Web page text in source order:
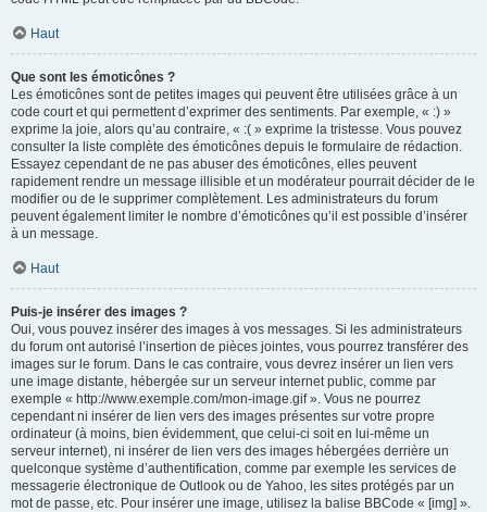
Haut
Que sont les émoticônes ?
Les émoticônes sont de petites images qui peuvent être utilisées grâce à un
code court et qui permettent d’exprimer des sentiments. Par exemple, « :) »
exprime la joie, alors qu’au contraire, « :( » exprime la tristesse. Vous pouvez
consulter la liste complète des émoticônes depuis le formulaire de rédaction.
Essayez cependant de ne pas abuser des émoticônes, elles peuvent
rapidement rendre un message illisible et un modérateur pourrait décider de le
modifier ou de le supprimer complètement. Les administrateurs du forum
peuvent également limiter le nombre d’émoticônes qu’il est possible d’insérer
à un message.
Haut
Puis-je insérer des images ?
Oui, vous pouvez insérer des images à vos messages. Si les administrateurs
du forum ont autorisé l’insertion de pièces jointes, vous pourrez transférer des
images sur le forum. Dans le cas contraire, vous devrez insérer un lien vers
une image distante, hébergée sur un serveur internet public, comme par
exemple « http://www.exemple.com/mon-image.gif ». Vous ne pourrez
cependant ni insérer de lien vers des images présentes sur votre propre
ordinateur (à moins, bien évidemment, que celui-ci soit en lui-même un
serveur internet), ni insérer de lien vers des images hébergées derrière un
quelconque système d’authentification, comme par exemple les services de
messagerie électronique de Outlook ou de Yahoo, les sites protégés par un
mot de passe, etc. Pour insérer une image, utilisez la balise BBCode « [img] ».